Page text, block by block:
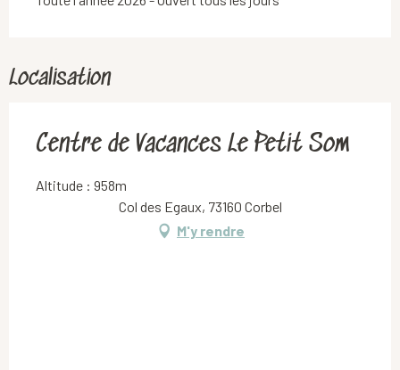
Localisation
Centre de Vacances Le Petit Som
Altitude : 958m
Col des Egaux, 73160 Corbel
M'y rendre